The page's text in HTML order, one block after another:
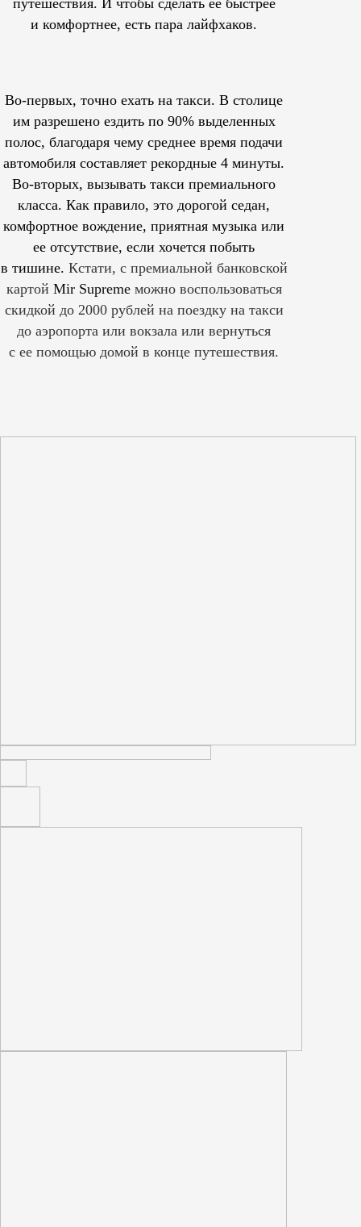
и комфортнее, есть пара лайфхаков.
Во-первых, точно ехать на такси. В столице
им разрешеноездить по 90% выделенных
полос, благодаря чему среднее время подачи
автомобиля составляет рекордные 4 минуты.
Во-вторых, вызывать такси премиального
класса. Как правило, это дорогой седан,
комфортное вождение, приятная музыка или
ее отсутствие, если хочется побыть
в тишине. Кстати, с премиальной банковской
картой Mir Supreme можно воспользоваться
скидкой до 2000 рублей на поездку на такси
до аэропорта или вокзала или вернуться
с ее помощью домой в конце путешествия.